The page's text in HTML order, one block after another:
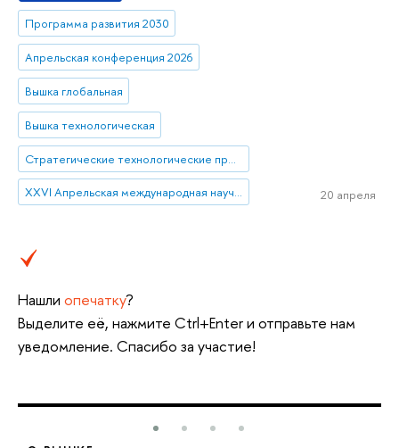
Программа развития 2030
Апрельская конференция 2026
Вышка глобальная
Вышка технологическая
XXVI Апрельская международная научная конференция имени Е.Г. Ясина 20 апреля
Нашли опечатку?
Выделите её, нажмите Ctrl+Enter и отправьте нам
уведомление. Спасибо за участие!